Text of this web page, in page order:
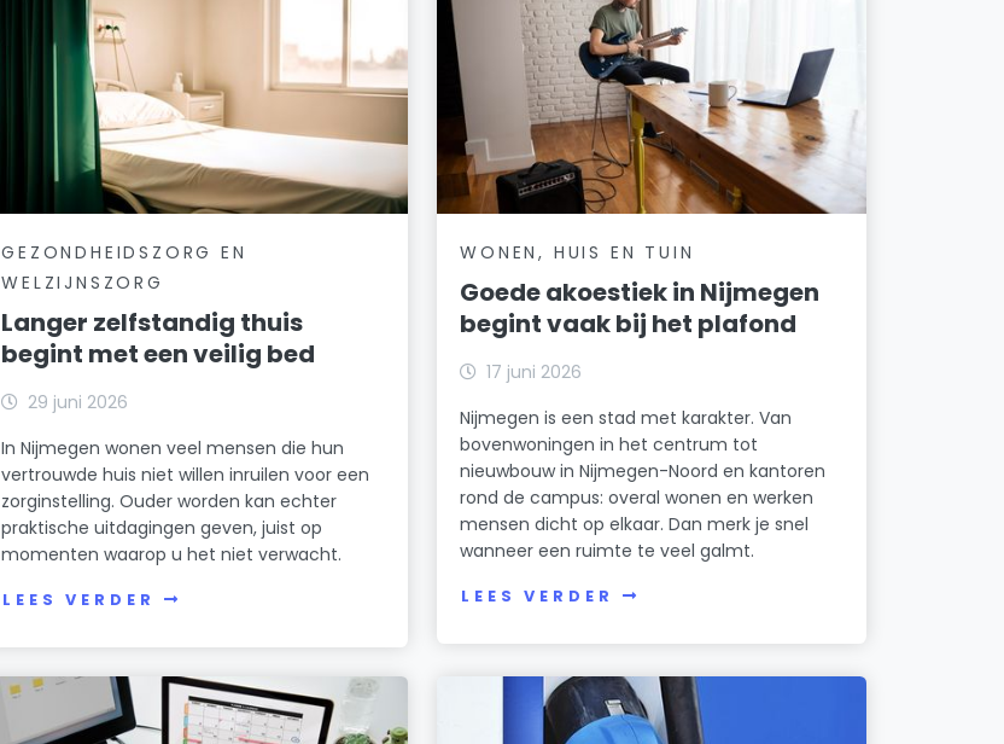
GEZONDHEIDSZORG EN
WELZIJNSZORG
Langer zelfstandig thuis
begint met een veilig bed
29 juni 2026
In Nijmegen wonen veel mensen die hun
vertrouwde huis niet willen inruilen voor een
zorginstelling. Ouder worden kan echter
praktische uitdagingen geven, juist op
momenten waarop u het niet verwacht.
LEES VERDER
WONEN, HUIS EN TUIN
Goede akoestiek in Nijmegen
begint vaak bij het plafond
17 juni 2026
Nijmegen is een stad met karakter. Van
bovenwoningen in het centrum tot
nieuwbouw in Nijmegen-Noord en kantoren
rond de campus: overal wonen en werken
mensen dicht op elkaar. Dan merk je snel
wanneer een ruimte te veel galmt.
LEES VERDER